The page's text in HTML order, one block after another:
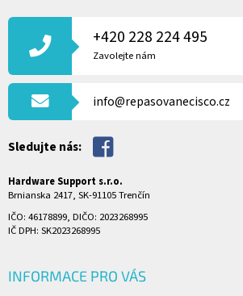
D
A
R
Á
T
+420 228 224 495
Zavolejte nám
info@repasovanecisco.cz
Sledujte nás:
Hardware Support s.r.o.
Brnianska 2417, SK-91105 Trenčín
IČO: 46178899, DIČO: 2023268995
IČ DPH: SK2023268995
INFORMACE PRO VÁS